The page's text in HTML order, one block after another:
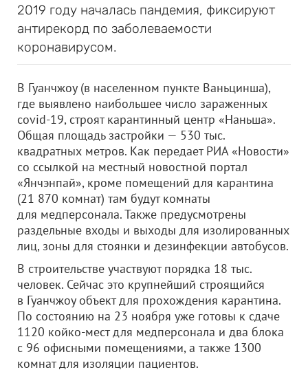
2019 году началась пандемия, фиксируют
антирекорд по заболеваемости
коронавирусом.
В Гуанчжоу (в населенном пункте Ваньцинша),
где выявлено наибольшее число зараженных
covid-19, строят карантинный центр «Наньша».
Общая площадь застройки — 530 тыс.
квадратных метров. Как передает РИА «Новости»
со ссылкой на местный новостной портал
«Янчэнпай», кроме помещений для карантина
(21 870 комнат) там будут комнаты
для медперсонала. Также предусмотрены
раздельные входы и выходы для изолированных
лиц, зоны для стоянки и дезинфекции автобусов.
В строительстве участвуют порядка 18 тыс.
человек. Сейчас это крупнейший строящийся
в Гуанчжоу объект для прохождения карантина.
По состоянию на 23 ноября уже готовы к сдаче
1120 койко-мест для медперсонала и два блока
с 96 офисными помещениями, а также 1300
комнат для изоляции пациентов.